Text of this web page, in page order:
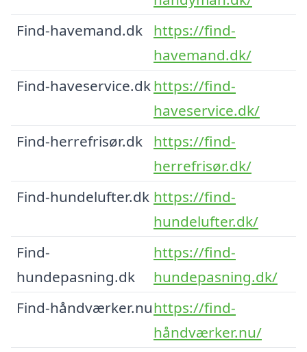
Find-havemand.dk
https://find-
havemand.dk/
Find-haveservice.dkhttps://find-
haveservice.dk/
Find-herrefrisør.dk
https://find-
herrefrisør.dk/
Find-hundelufter.dk https://find-
hundelufter.dk/
Find-
hundepasning.dk
https://find-
hundepasning.dk/
Find-håndværker.nuhttps://find-
håndværker.nu/